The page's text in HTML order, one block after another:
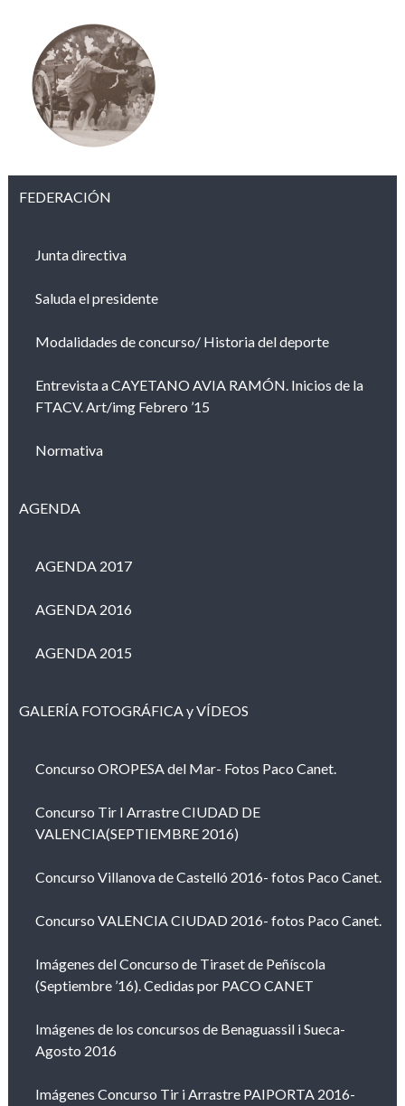
FEDERACIÓN
Junta directiva
Saluda el presidente
Modalidades de concurso/ Historia del deporte
Entrevista a CAYETANO AVIA RAMÓN. Inicios de la
FTACV. Art/img Febrero ’15
Normativa
AGENDA
AGENDA 2017
AGENDA 2016
AGENDA 2015
GALERÍA FOTOGRÁFICA y VÍDEOS
Concurso OROPESA del Mar- Fotos Paco Canet.
Concurso Tir I Arrastre CIUDAD DE
VALENCIA(SEPTIEMBRE 2016)
Concurso Villanova de Castelló 2016- fotos Paco Canet.
Concurso VALENCIA CIUDAD 2016- fotos Paco Canet.
Imágenes del Concurso de Tiraset de Peñíscola
(Septiembre ’16). Cedidas por PACO CANET
Imágenes de los concursos de Benaguassil i Sueca-
Agosto 2016
Imágenes Concurso Tir i Arrastre PAIPORTA 2016-